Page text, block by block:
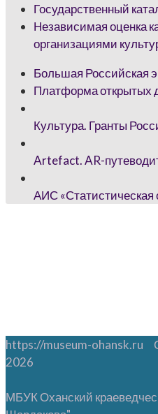
Государственный
Независимая оценка
организациями
Большая Российская
Платформа открытых
Культура. Гранты
Artefact. AR-
АИС «Статистическая
https://museum-
2026
МБУК Оханский